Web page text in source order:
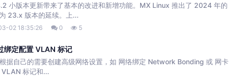
小版本更新带来了基本的改进和新增功能。MX Linux 推出了 2024 年的
23.x 版本的延续。上...
02 18:35:26 0 5
绑定配置 VLAN 标记
据自己的需要创建高级网络设置，如 网络绑定 Network Bonding 或 网卡
标记和...